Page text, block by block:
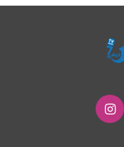
انستقرام